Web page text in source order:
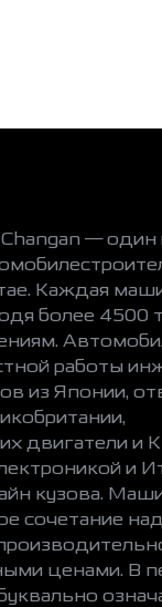
— один
Каждая
более 4500
работы
из Японии,
двигатели и
и
кузова.
сочетание
ценами. В